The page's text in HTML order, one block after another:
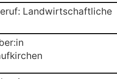
Landwirtschaftliche